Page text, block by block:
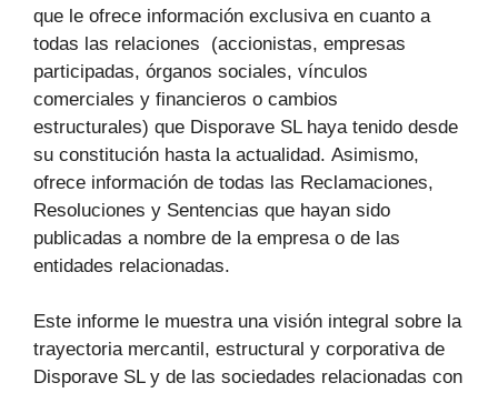
que le ofrece información exclusiva en cuanto a
todas las relaciones (accionistas, empresas
participadas, órganos sociales, vínculos
comerciales y financieros o cambios
estructurales) que Disporave SL haya tenido desde
su constitución hasta la actualidad. Asimismo,
ofrece información de todas las Reclamaciones,
Resoluciones y Sentencias que hayan sido
publicadas a nombre de la empresa o de las
entidades relacionadas.
Este informe le muestra una visión integral sobre la
trayectoria mercantil, estructural y corporativa de
Disporave SL y de las sociedades relacionadas con